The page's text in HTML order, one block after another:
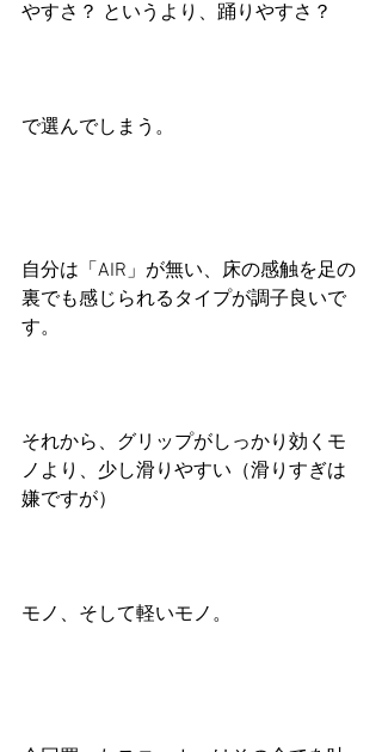
やすさ？ というより、踊りやすさ？
で選んでしまう。
自分は「AIR」が無い、床の感触を足の
裏でも感じられるタイプが調子良いで
す。
それから、グリップがしっかり効くモ
ノより、少し滑りやすい（滑りすぎは
嫌ですが）
モノ、そして軽いモノ。